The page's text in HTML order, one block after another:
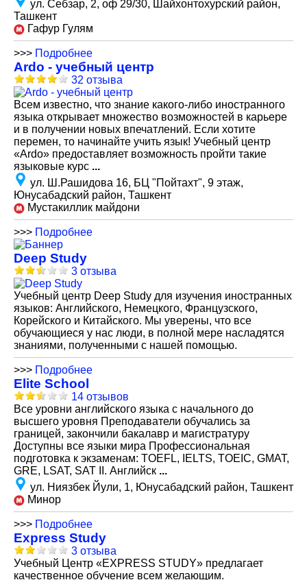
ул. Себзар, 2, оф 29/30, Шайхонтохурский район,
Ташкент
Гафур Гулям
>>> Подробнее
Ardo - учебный центр
32 отзыва
Всем известно, что знание какого-либо иностранного
языка открывает множество возможностей в карьере
и в получении новых впечатлений. Если хотите
перемен, то начинайте учить язык! Учебный центр
«Ardo» предоставляет возможность пройти такие
языковые курс ...
ул. Ш.Рашидова 16, БЦ "Пойтахт", 9 этаж,
Юнусабадский район, Ташкент
Мустакиллик майдони
>>> Подробнее
Deep Study
3 отзыва
Учебный центр Deep Study для изучения иностранных
языков: Английского, Немецкого, Французского,
Корейского и Китайского. Мы уверены, что все
обучающиеся у нас люди, в полной мере насладятся
знаниями, полученными с нашей помощью.
>>> Подробнее
Elite School
14 отзывов
Все уровни английского языка с начального до
высшего уровня Преподаватели обучались за
границей, закончили бакалавр и магистратуру
Доступны все языки мира Профессиональная
подготовка к экзаменам: TOEFL, IELTS, TOEIC, GMAT,
GRE, LSAT, SAT II. Английск ...
ул. Ниязбек Йули, 1, Юнусабадский район, Ташкент
Минор
>>> Подробнее
Express Study
3 отзыва
Учебный Центр «EXPRESS STUDY» предлагает
качественное обучение всем желающим.